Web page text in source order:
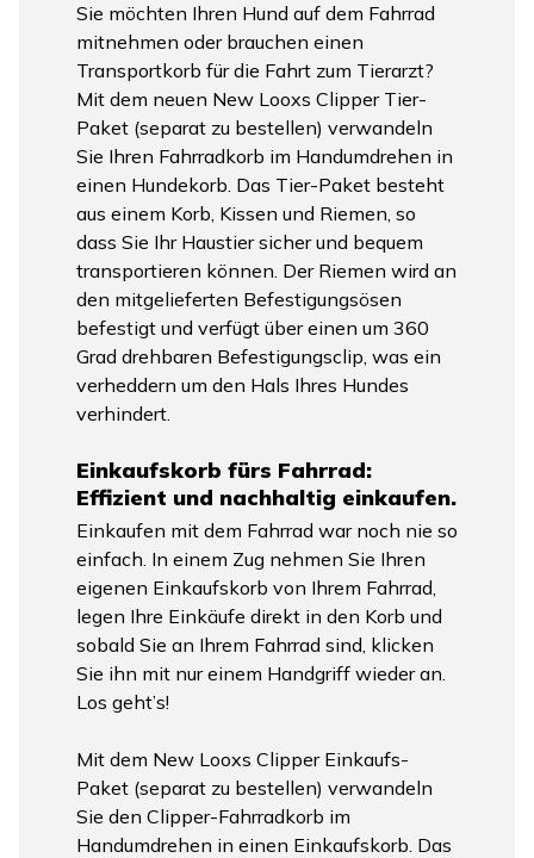
Sie möchten Ihren Hund auf dem Fahrrad
mitnehmen oder brauchen einen
Transportkorb für die Fahrt zum Tierarzt?
Mit dem neuen New Looxs Clipper Tier-
Paket (separat zu bestellen) verwandeln
Sie Ihren Fahrradkorb im Handumdrehen in
einen Hundekorb. Das Tier-Paket besteht
aus einem Korb, Kissen und Riemen, so
dass Sie Ihr Haustier sicher und bequem
transportieren können. Der Riemen wird an
den mitgelieferten Befestigungsösen
befestigt und verfügt über einen um 360
Grad drehbaren Befestigungsclip, was ein
verheddern um den Hals Ihres Hundes
verhindert.
Einkaufskorb fürs Fahrrad:
Effizient und nachhaltig einkaufen.
Einkaufen mit dem Fahrrad war noch nie so
einfach. In einem Zug nehmen Sie Ihren
eigenen Einkaufskorb von Ihrem Fahrrad,
legen Ihre Einkäufe direkt in den Korb und
sobald Sie an Ihrem Fahrrad sind, klicken
Sie ihn mit nur einem Handgriff wieder an.
Los geht’s!
Mit dem New Looxs Clipper Einkaufs-
Paket (separat zu bestellen) verwandeln
Sie den Clipper-Fahrradkorb im
Handumdrehen in einen Einkaufskorb. Das